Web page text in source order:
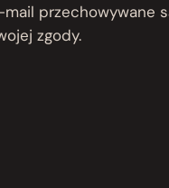
przechowywane
zgody.